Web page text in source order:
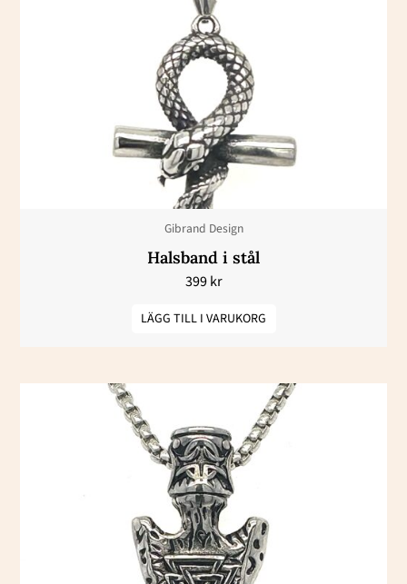
Gibrand Design
Halsband i stål
399kr
LÄGG TILL I VARUKORG